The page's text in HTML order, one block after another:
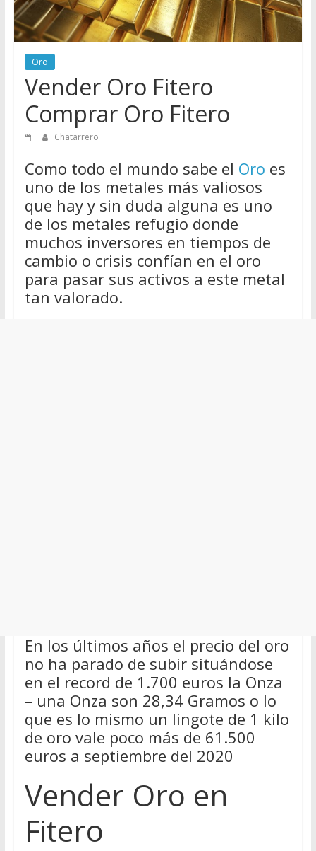
de
Chatarreros
vender
Chatarra
Oro
Vender Oro Fitero
Comprar Oro Fitero
Chatarrero
Como todo el mundo sabe el Oro es
uno de los metales más valiosos
que hay y sin duda alguna es uno
de los metales refugio donde
muchos inversores en tiempos de
cambio o crisis confían en el oro
para pasar sus activos a este metal
tan valorado.
En los últimos años el precio del oro
no ha parado de subir situándose
en el record de 1.700 euros la Onza
– una Onza son 28,34 Gramos o lo
que es lo mismo un lingote de 1 kilo
de oro vale poco más de 61.500
euros a septiembre del 2020
Vender Oro en
Fitero